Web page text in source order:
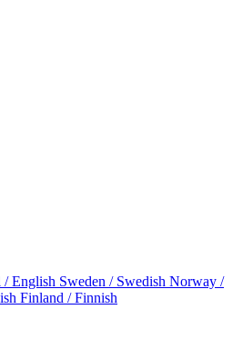
/ English Sweden / Swedish Norway /
Finland / Finnish